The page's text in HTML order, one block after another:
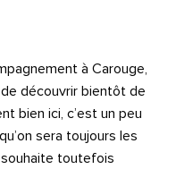
à Carouge,
découvrir bientôt de
bien ici, c’est un peu
sera toujours les
souhaite toutefois